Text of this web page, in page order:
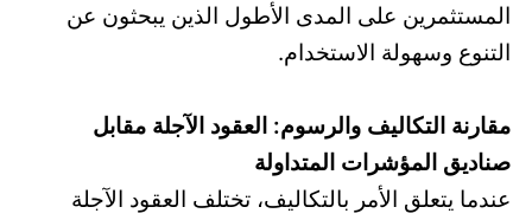
المستثمرين على المدى الأطول الذين يبحثون عن
التنوع وسهولة الاستخدام.
مقارنة التكاليف والرسوم: العقود الآجلة مقابل
صناديق المؤشرات المتداولة
عندما يتعلق الأمر بالتكاليف، تختلف العقود الآجلة